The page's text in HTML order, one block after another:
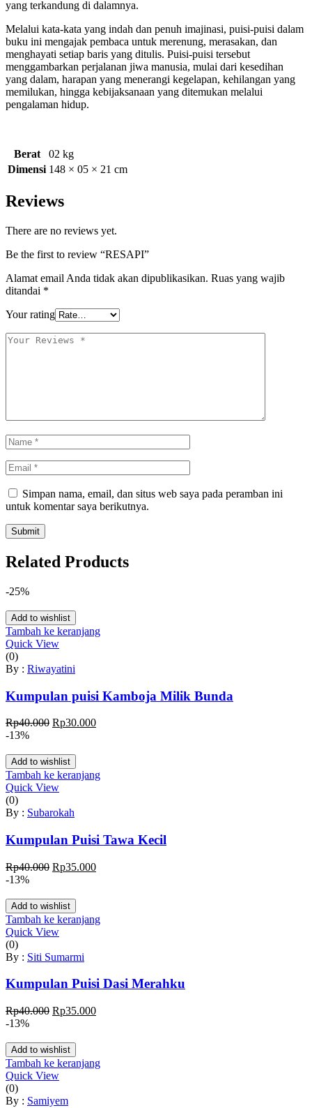
yang terkandung di dalamnya.
Melalui kata-kata yang indah dan penuh imajinasi, puisi-puisi dalam
buku ini mengajak pembaca untuk merenung, merasakan, dan
menghayati setiap baris yang ditulis. Puisi-puisi tersebut
menggambarkan perjalanan jiwa manusia, mulai dari kesedihan
yang dalam, harapan yang menerangi kegelapan, kehilangan yang
memilukan, hingga kebijaksanaan yang ditemukan melalui
pengalaman hidup.
Berat
02 kg
Dimensi 148 × 05 × 21 cm
Reviews
There are no reviews yet.
Be the first to review “RESAPI”
Alamat email Anda tidak akan dipublikasikan. Ruas yang wajib
ditandai *
Your rating
Simpan nama, email, dan situs web saya pada peramban ini
untuk komentar saya berikutnya.
Related Products
-25%
Add to wishlist
Tambah ke keranjang
Quick View
(0)
By : Riwayatini
Kumpulan puisi Kamboja Milik Bunda
Rp40.000 Harga
Rp40.000.
Rp30.000Harga
Rp30.000.
-13%
Add to wishlist
Tambah ke keranjang
Quick View
(0)
By : Subarokah
Kumpulan Puisi Tawa Kecil
Rp40.000 Harga
Rp40.000.
Rp35.000Harga
Rp35.000.
-13%
Add to wishlist
Tambah ke keranjang
Quick View
(0)
By : Siti Sumarmi
Kumpulan Puisi Dasi Merahku
Rp40.000 Harga
Rp40.000.
Rp35.000Harga
Rp35.000.
-13%
Add to wishlist
Tambah ke keranjang
Quick View
(0)
By : Samiyem